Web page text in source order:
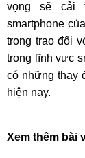
vọng sẽ cải
smartphone
trong trao đổi
trong lĩnh vực
có những thay
hiện nay.
Xem thêm bài